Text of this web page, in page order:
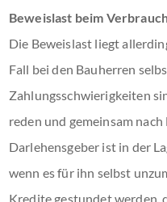
Beweislast beim
Die Beweislast liegt
Fall bei den Bauherren
Zahlungsschwierigkeiten
reden und gemeinsam
Darlehensgeber ist in der
wenn es für ihn selbst
Kredite gestundet werden,